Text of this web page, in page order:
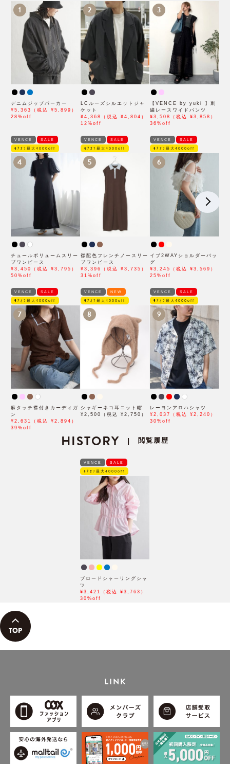
1
デニムジップパーカー
¥5,363（税込 ¥5,899）
28%off
2
LCルーズシルエットジャ
ケット
¥4,368（税込 ¥4,804）
12%off
3
【VENCE by yuki 】刺
繍レースワイドパンツ
¥3,508（税込 ¥3,858）
36%off
VENCE SALE
ﾓｱｵﾌ最大4000off
4
チュールボリュームスリー
ブワンピース
¥3,450（税込 ¥3,795）
50%off
VENCE SALE
ﾓｱｵﾌ最大4000off
5
襟配色フレンチノースリー
ブワンピース
¥3,396（税込 ¥3,735）
31%off
VENCE SALE
ﾓｱｵﾌ最大4000off
6
イブ2WAYショルダーバッ
グ
¥3,245（税込 ¥3,569）
25%off
VENCE SALE
ﾓｱｵﾌ最大4000off
7
麻タッチ襟付きカーディガ
ン
¥2,631（税込 ¥2,894）
39%off
VENCE NEW
ﾓｱｵﾌ最大4000off
8
シャギーネコ耳ニット帽
¥2,500（税込 ¥2,750）
VENCE SALE
ﾓｱｵﾌ最大4000off
9
レーヨンアロハシャツ
¥2,037（税込 ¥2,240）
30%off
HISTORY | 閲覧履歴
VENCE SALE
ﾓｱｵﾌ最大4000off
ブロードシャーリングシャ
ツ
¥3,421（税込 ¥3,763）
30%off
LINK